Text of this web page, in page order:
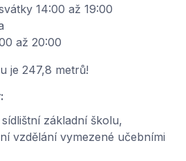
14:00 až 19:00
až 20:00
je 247,8 metrů!
základní školu,
vzdělání vymezené učebními